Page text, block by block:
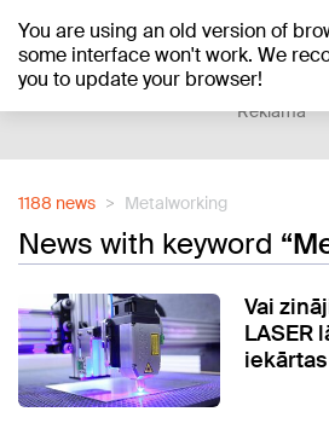
You are using an old version of
some interface won't work. We
you to update your browser!
+19°C
Reklāma
1188 news Metalworking
News with keyword
Vai
LASER
iekārtas